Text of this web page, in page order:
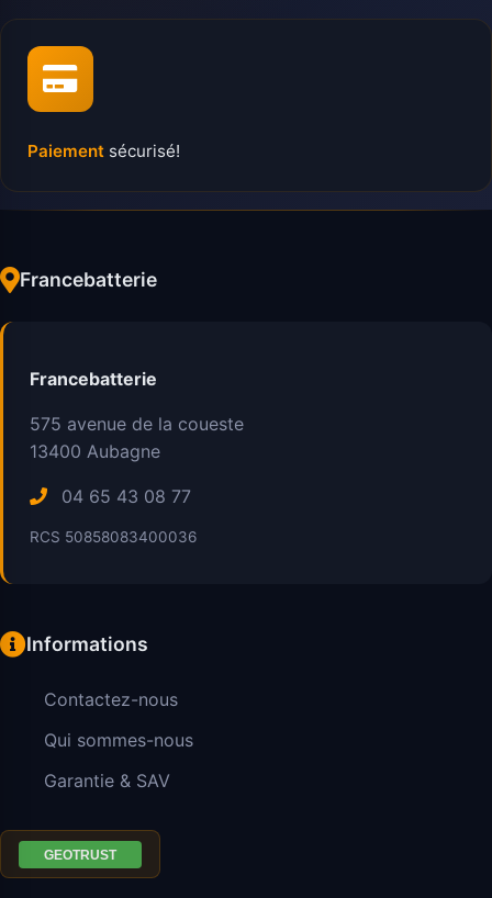
Paiement sécurisé!
Francebatterie
Francebatterie
575 avenue de la coueste
13400 Aubagne
04 65 43 08 77
RCS 50858083400036
Informations
Contactez-nous
Qui sommes-nous
Garantie & SAV